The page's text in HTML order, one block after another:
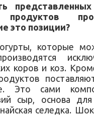
это позиции?
которые
коров и коз.
Это сами
сыр, основа
селедка.